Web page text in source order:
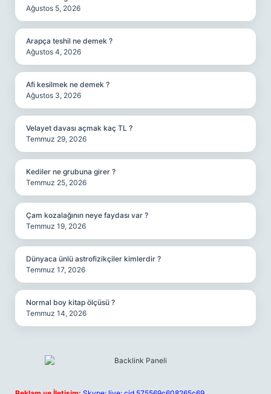
Ağustos 5, 2026
Arapça teshil ne demek ?
Ağustos 4, 2026
Afi kesilmek ne demek ?
Ağustos 3, 2026
Velayet davası açmak kaç TL ?
Temmuz 29, 2026
Kediler ne grubuna girer ?
Temmuz 25, 2026
Çam kozalağının neye faydası var ?
Temmuz 19, 2026
Dünyaca ünlü astrofizikçiler kimlerdir ?
Temmuz 17, 2026
Normal boy kitap ölçüsü ?
Temmuz 14, 2026